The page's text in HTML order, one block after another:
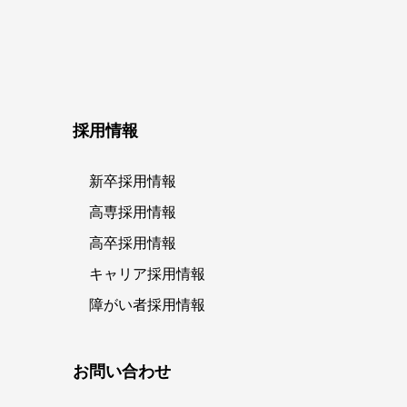
採用情報
新卒採用情報
高専採用情報
高卒採用情報
キャリア採用情報
障がい者採用情報
お問い合わせ